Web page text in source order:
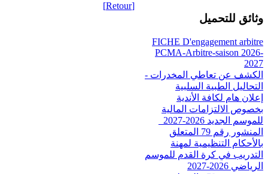
[Retour]
وثائق للتحميل
FICHE D'engagement arbitre
PCMA-Arbitre-saison 2026-
2027
الكشف عن تعاطي المخدرات -
التحاليل الطبية السلبية
إعلان هام لكافة الأندية
بخصوص الالتزامات المالية
للموسم الجديد 2026-2027_
المنشور رقم 79 المتعلق
بالأحكام التنظيمية لمهنة
التدريب في كرة القدم للموسم
الرياضي 2026-2027